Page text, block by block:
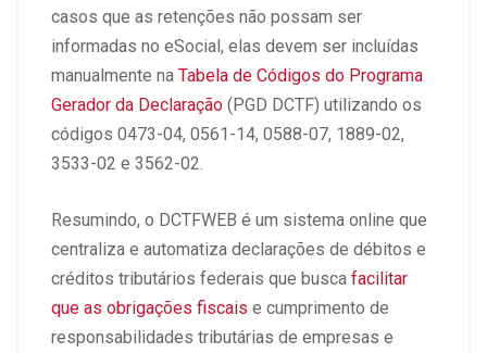
casos que as retenções não possam ser
informadas no eSocial, elas devem ser incluídas
manualmente na Tabela de Códigos do Programa
Gerador da Declaração (PGD DCTF) utilizando os
códigos 0473-04, 0561-14, 0588-07, 1889-02,
3533-02 e 3562-02.
Resumindo, o DCTFWEB é um sistema online que
centraliza e automatiza declarações de débitos e
créditos tributários federais que busca facilitar
que as obrigações fiscais e cumprimento de
responsabilidades tributárias de empresas e